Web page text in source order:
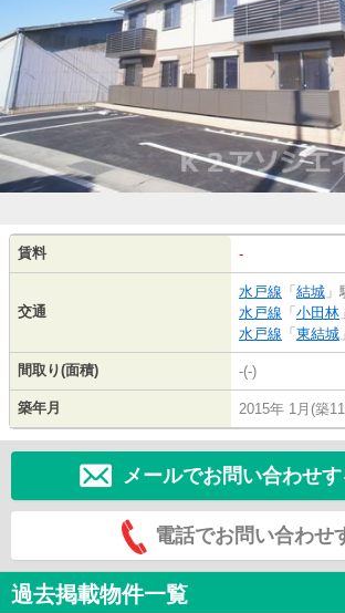
賃料 -
交通
水戸線 「 結城
水戸線 「 小田林
水戸線 「 東結城
間取り(面積) -(-)
築年月 2015年 1月(築
メールでお問い合わせ
電話でお問い合わせ
過去掲載物件一覧